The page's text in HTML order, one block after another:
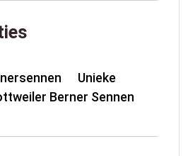
Unieke
Berner Sennen